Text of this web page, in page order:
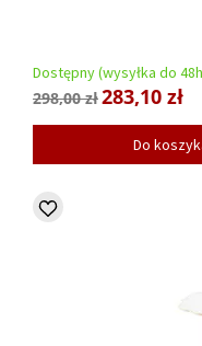
Dostępny (wysyłka do
298,00 zł283,10 zł
Do